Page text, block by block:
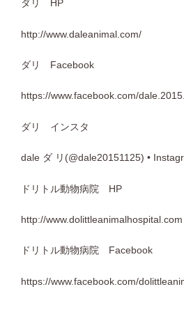
ダリ HP
http://www.daleanimal.com/
ダリ Facebook
https://www.facebook.com/
ダリ インスタ
dale ダ リ(@dale20151125) •
ドリトル動物病院 HP
http://www.dolittleanimalhospital.com
ドリトル動物病院 Facebook
https://www.facebook.com/